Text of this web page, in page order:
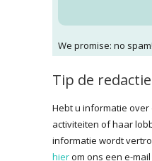
We promise: no spam!
Tip de redactie
Hebt u informatie
activiteiten of haar
informatie wordt
hierom ons een e-